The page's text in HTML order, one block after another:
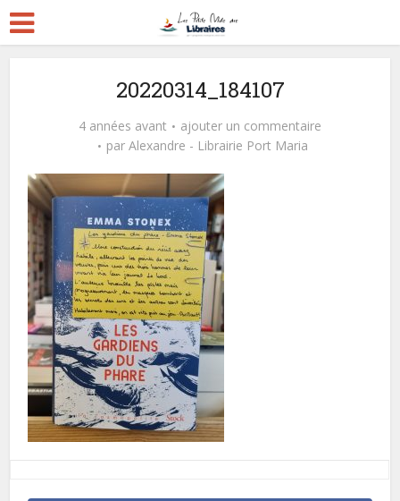
20220314_184107
4 années avant
ajouter un commentaire
par Alexandre - Librairie Port Maria